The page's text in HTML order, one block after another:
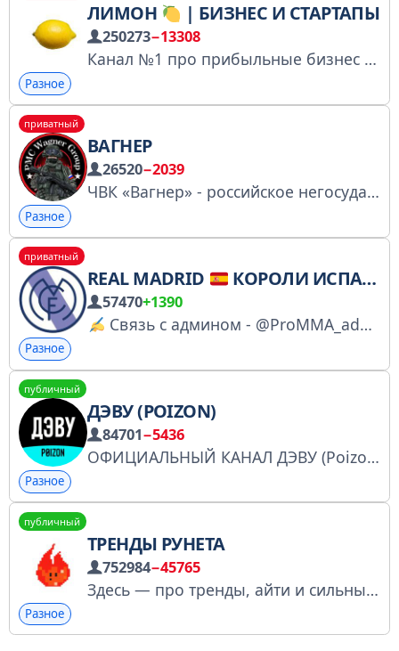
ЛИМОН | БИЗНЕС И СТАРТАПЫ
250273−13308
Канал №1 про прибыльные бизнес идеи и схемы заработка. Сотрудничество, реклама: @BogdanChizov Ссылка на канал: https://t.me/+nm1e5ZooK7xjMTky РКН: https://rkn.link/Q4W
Разное
приватный
ВАГНЕР
26520−2039
ЧВК «Вагнер» - российское негосударственное вооружённое формирование с неясным правовым статусом, созданное Евгением Пригожиным. Сотрудничество - @Bansheeetg @karlogambin
Разное
приватный
REAL MADRID КОРОЛИ ИСПАНИИ
57470+1390
Связь с админом - @ProMMA_admin
Разное
публичный
ДЭВУ (POIZON)
84701−5436
ОФИЦИАЛЬНЫЙ КАНАЛ ДЭВУ (Poizon) - Специализированный маркетплейс для поиска и покупок оригинальных премиум товаров #YRK6N Номер заявления на портале “Госуслуг”: 7416546369 Регистрация в РКН: https://gosuslugi.ru/snet/6a1d8d95b8cdf62dffe56e3d
Разное
публичный
ТРЕНДЫ РУНЕТА
752984−45765
Здесь — про тренды, айти и сильный маркетинг. Ваш проводник в интернет-культуру. По вопросам сотрудничества: @luiziliza РКН: https://clck.ru/3Pb6YA
Разное